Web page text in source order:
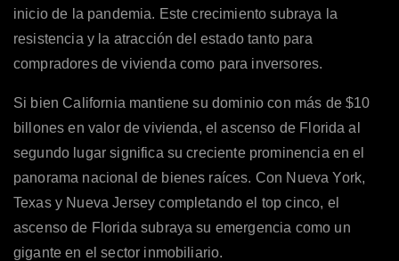
inicio de la pandemia. Este crecimiento subraya la
resistencia y la atracción del estado tanto para
compradores de vivienda como para inversores.
Si bien California mantiene su dominio con más de $10
billones en valor de vivienda, el ascenso de Florida al
segundo lugar significa su creciente prominencia en el
panorama nacional de bienes raíces. Con Nueva York,
Texas y Nueva Jersey completando el top cinco, el
ascenso de Florida subraya su emergencia como un
gigante en el sector inmobiliario.